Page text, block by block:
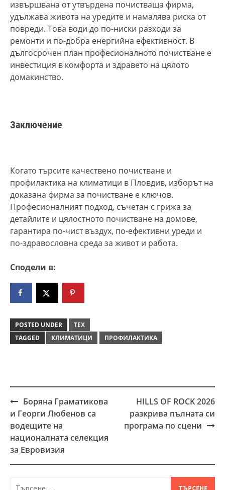
извършвана от утвърдена почистваща фирма,
удължава живота на уредите и намалява риска от
повреди. Това води до по-ниски разходи за
ремонти и по-добра енергийна ефективност. В
дългосрочен план професионалното почистване е
инвестиция в комфорта и здравето на цялото
домакинство.
Заключение
Когато търсите качествено почистване и
профилактика на климатици в Пловдив, изборът на
доказана фирма за почистване е ключов.
Професионалният подход, съчетан с грижа за
детайлите и цялостното почистване на домове,
гарантира по-чист въздух, по-ефективни уреди и
по-здравословна среда за живот и работа.
Сподели в:
POSTED UNDER
ТЕХ
TAGGED
КЛИМАТИЦИ ПРОФИЛАКТИКА
Post
navigation
Боряна Граматикова
и Георги Любенов са
водещите на
националната селекция
за Евровизия
HILLS OF ROCK 2026
разкрива пълната си
програма по сцени
Търсене